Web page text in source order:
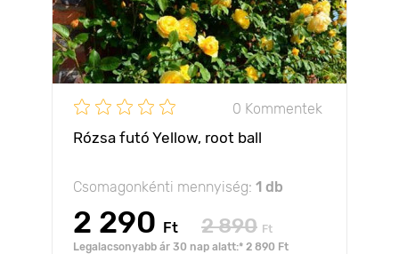
0 Kommentek
Rózsa futó Yellow, root ball
Csomagonkénti mennyiség: 1 db
2 290 Ft 2 890 Ft
Legalacsonyabb ár 30 nap alatt:* 2 890 Ft